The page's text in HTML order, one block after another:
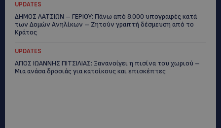
UPDATES
ΔΗΜΟΣ ΛΑΤΣΙΩΝ – ΓΕΡΙΟΥ: Πάνω από 8.000 υπογραφές κατά
των Δομών Ανηλίκων – Ζητούν γραπτή δέσμευση από το
Κράτος
UPDATES
ΑΓΙΟΣ ΙΩΑΝΝΗΣ ΠΙΤΣΙΛΙΑΣ: Ξανανοίγει η πισίνα του χωριού –
Μια ανάσα δροσιάς για κατοίκους και επισκέπτες